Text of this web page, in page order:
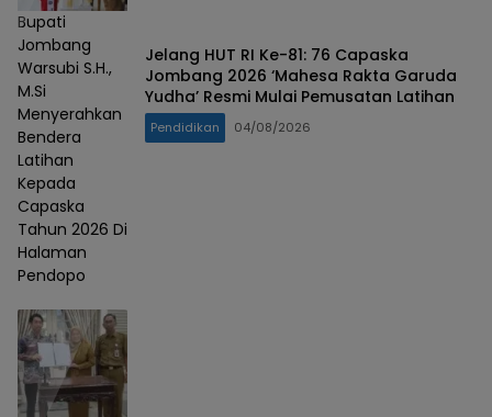
Bupati
Jombang
Warsubi S.H.,
M.Si
Menyerahkan
Bendera
Latihan
Kepada
Capaska
Tahun 2026 Di
Halaman
Pendopo
Jelang HUT RI Ke-81: 76 Capaska
Jombang 2026 ‘Mahesa Rakta Garuda
Yudha’ Resmi Mulai Pemusatan Latihan
Pendidikan 04/08/2026